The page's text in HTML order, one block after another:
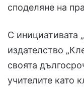
споделяне на
С инициативата
издателство
своята
учителите като